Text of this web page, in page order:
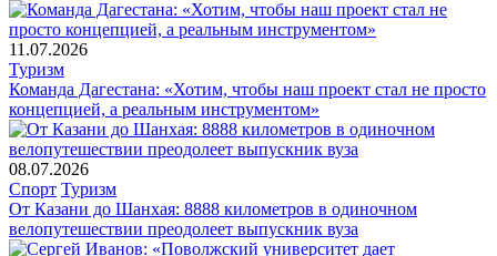
11.07.2026
Туризм
Команда Дагестана: «Хотим, чтобы наш проект стал не просто
концепцией, а реальным инструментом»
08.07.2026
Спорт Туризм
От Казани до Шанхая: 8888 километров в одиночном
велопутешествии преодолеет выпускник вуза